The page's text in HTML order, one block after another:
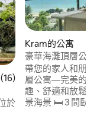
則評價中獲得 5.0 的平
於
Kram的公寓
豪華海灘頂層公寓
豪泳池
帶您的家人和朋友
層公寓—完美的海
趣、舒適和放鬆。 🌊每個房間都可欣賞全
景海景 🛏️ 3 間臥室